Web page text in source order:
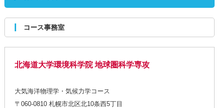
コース事務室
北海道大学環境科学院 地球圏科学専攻
大気海洋物理学・気候力学コース
〒060-0810 札幌市北区北10条西5丁目